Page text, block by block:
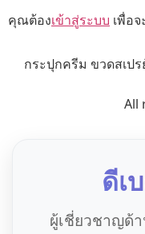
คุณต้องเข้าสู่ระบบ เพื่อ
กระปุกครีม ขวดสเป
All
ดีเ
ผู้เชี่ยวชาญด้